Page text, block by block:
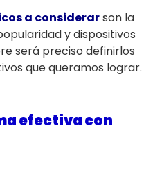
a considerarson la
y dispositivos
será preciso definirlos
que queramos lograr.
efectiva con